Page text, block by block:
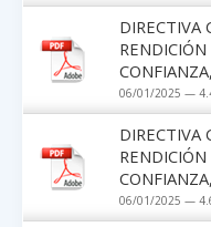
DIRECTIVA
RENDICIÓN
06/01/2025 —
DIRECTIVA
RENDICIÓN
06/01/2025 —